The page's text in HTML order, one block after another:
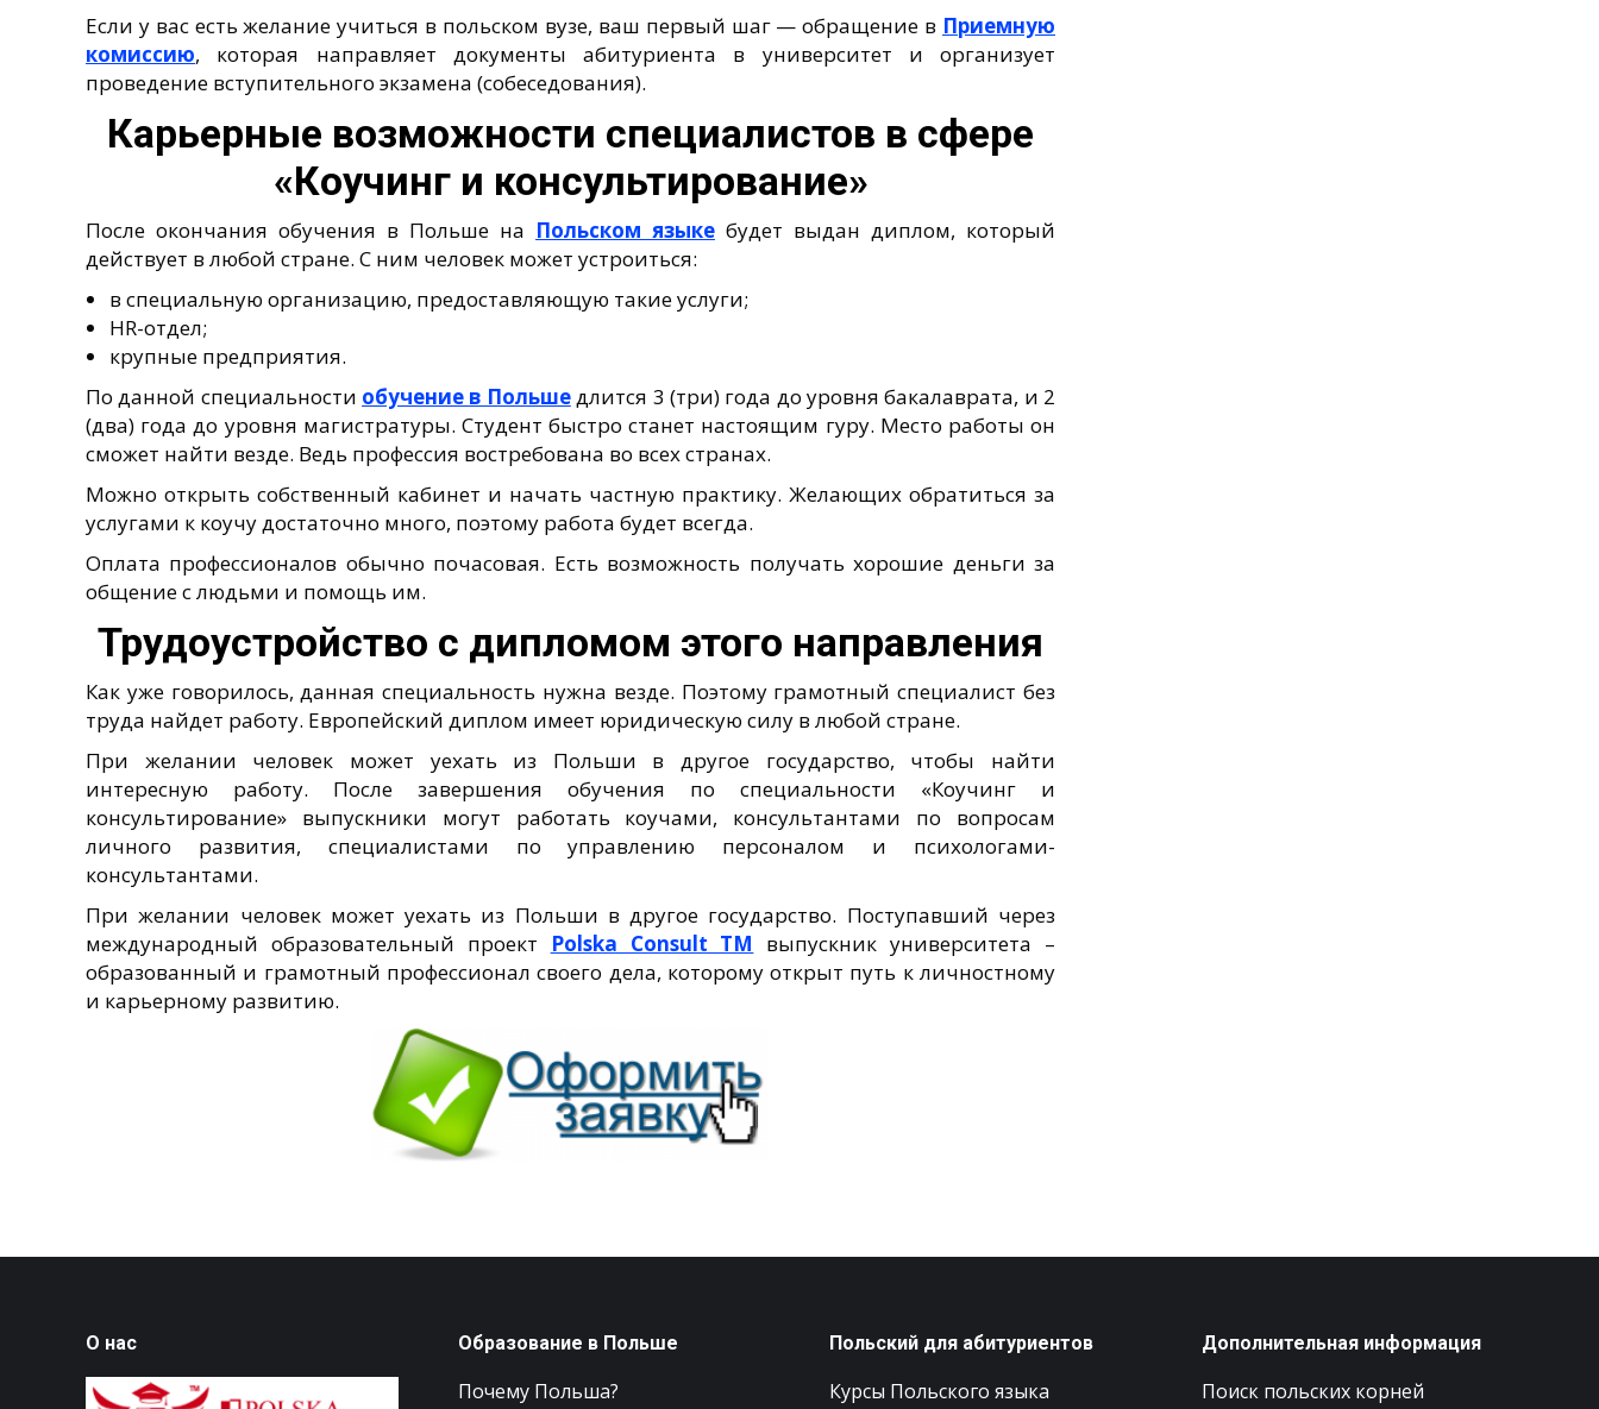
Если у вас есть желание учиться в польском вузе, ваш первый шаг — обращение в Приемную
комиссию, которая направляет документы абитуриента в университет и организует
проведение вступительного экзамена (собеседования).
Карьерные возможности специалистов в сфере
«Коучинг и консультирование»
После окончания обучения в Польше на Польском языке будет выдан диплом, который
действует в любой стране. С ним человек может устроиться:
в специальную организацию, предоставляющую такие услуги;
HR-отдел;
крупные предприятия.
По данной специальности обучение в Польшедлится 3 (три) года до уровня бакалаврата, и 2
(два) года до уровня магистратуры. Студент быстро станет настоящим гуру. Место работы он
сможет найти везде. Ведь профессия востребована во всех странах.
Можно открыть собственный кабинет и начать частную практику. Желающих обратиться за
услугами к коучу достаточно много, поэтому работа будет всегда.
Оплата профессионалов обычно почасовая. Есть возможность получать хорошие деньги за
общение с людьми и помощь им.
Трудоустройство с дипломом этого направления
Как уже говорилось, данная специальность нужна везде. Поэтому грамотный специалист без
труда найдет работу. Европейский диплом имеет юридическую силу в любой стране.
При желании человек может уехать из Польши в другое государство, чтобы найти
интересную работу. После завершения обучения по специальности «Коучинг и
консультирование» выпускники могут работать коучами, консультантами по вопросам
личного развития, специалистами по управлению персоналом и психологами-
консультантами.
При желании человек может уехать из Польши в другое государство. Поступавший через
международный образовательный проект
Polska Consult TM
выпускник университета –
образованный и грамотный профессионал своего дела, которому открыт путь к личностному
и карьерному развитию.
О нас Образование в Польше
Почему Польша?
Польский для абитуриентов
Курсы Польского языка
Дополнительная информация
Поиск польских корней